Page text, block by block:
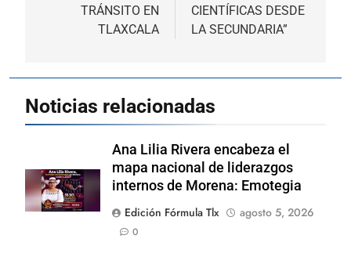
TRÁNSITO EN
TLAXCALA
CIENTÍFICAS DESDE
LA SECUNDARIA”
Noticias relacionadas
Ana Lilia Rivera encabeza el
mapa nacional de liderazgos
internos de Morena: Emotegia
Edición Fórmula Tlx
agosto 5, 2026
0